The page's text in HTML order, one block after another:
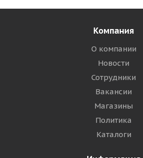
Компания
О компании
Новости
Сотрудники
Вакансии
Магазины
Политика
Каталоги